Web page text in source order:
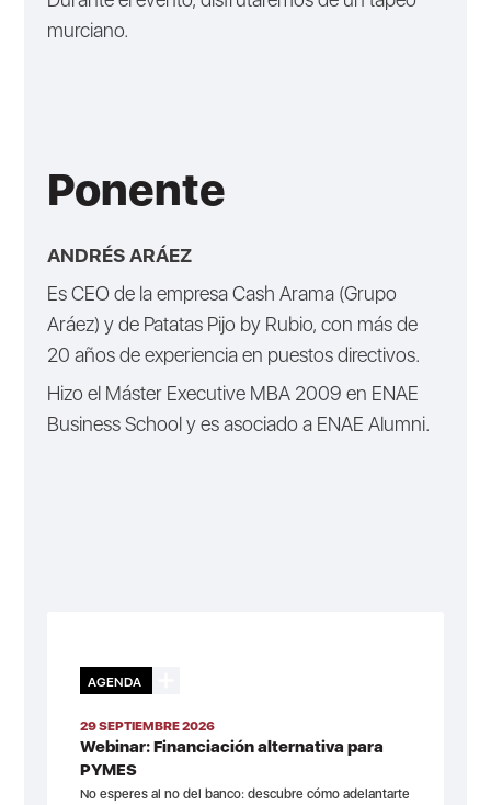
murciano.
Ponente
ANDRÉS ARÁEZ
Es CEO de la empresa Cash Arama (Grupo
Aráez) y de Patatas Pijo by Rubio, con más de
20 años de experiencia en puestos directivos.
Hizo el Máster Executive MBA 2009 en ENAE
Business School y es asociado a ENAE Alumni.
AGENDA
29 SEPTIEMBRE 2026
Webinar: Financiación alternativa para
PYMES
No esperes al no del banco: descubre cómo adelantarte